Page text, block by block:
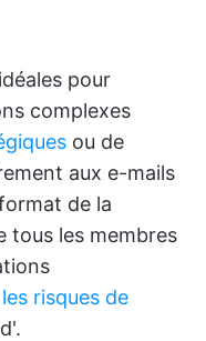
pour
complexes
ou de
aux e-mails
de la
tous les membres
les risques de
.